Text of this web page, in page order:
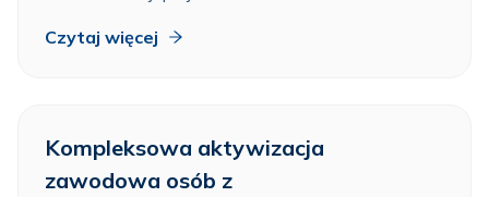
Czytaj więcej
Kompleksowa aktywizacja
zawodowa osób z